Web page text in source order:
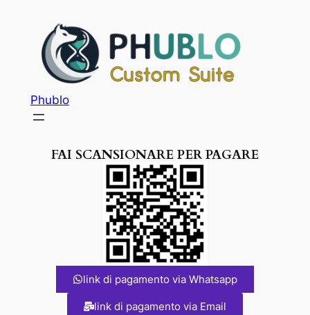
Phublo
FAI SCANSIONARE PER PAGARE
link di pagamento via Whatsapp
link di pagamento via Email